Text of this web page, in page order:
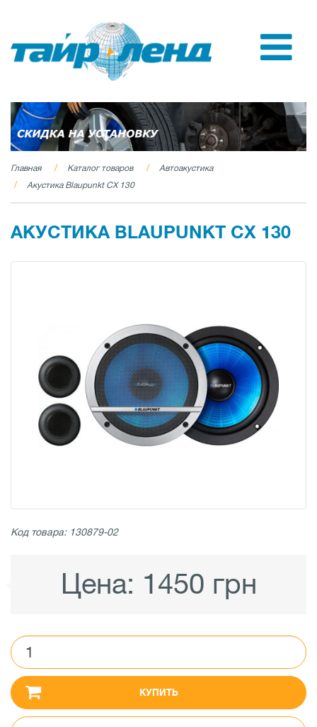
Главная Каталог товаров
Автоакустика
Акустика Blaupunkt CX 130
АКУСТИКА BLAUPUNKT CX 130
Код товара: 130879-02
Цена: 1450 грн
КУПИТЬ